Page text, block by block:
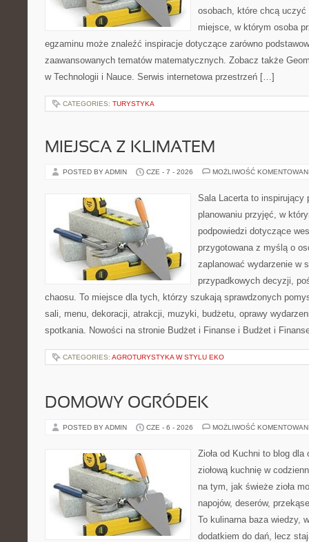
osobach, które chcą
miejsce, w którym osoba
egzaminu może znaleźć inspiracje dotyczące zarówno
zaawansowanych tematów matematycznych. Zobacz także
w Technologii i Nauce. Serwis internetowa przestrzeń […]
CATEGORIES: TURYSTYKA
MIEJSCA Z KLIMATEM
POSTED BY ADMIN CZE - 7 - 2026 MOŻLIWOŚĆ
Sala Lacerta to inspirujący
planowaniu przyjęć, w
podpowiedzi dotyczące
przygotowana z myślą o
zaplanować wydarzenie w
przypadkowych decyzji,
chaosu. To miejsce dla tych, którzy szukają sprawdzonych
sali, menu, dekoracji, atrakcji, muzyki, budżetu, oprawy
spotkania. Nowości na stronie Budżet i Finanse i Budżet i
CATEGORIES: AGROTURYSTYKA W STYLU EKO
DOMOWY OGRÓDEK
POSTED BY ADMIN CZE - 6 - 2026 MOŻLIWOŚĆ
Zioła od Kuchni to blog
ziołową kuchnię w
na tym, jak świeże zioła
napojów, deserów,
To kulinarna baza wiedzy,
dodatkiem do dań, lecz